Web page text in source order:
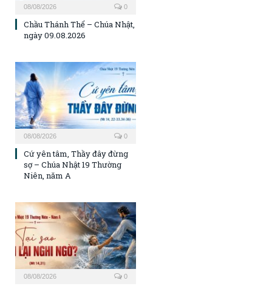
08/08/2026 0
Chầu Thánh Thể – Chúa Nhật,
ngày 09.08.2026
08/08/2026 0
Cứ yên tâm, Thầy đây đừng
sợ – Chúa Nhật 19 Thường
Niên, năm A
08/08/2026 0